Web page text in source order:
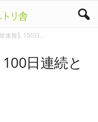
速報】100日...
日連続と